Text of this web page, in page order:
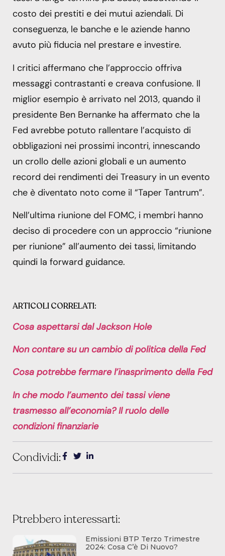
costo dei prestiti e dei mutui aziendali. Di
conseguenza, le banche e le aziende hanno
avuto più fiducia nel prestare e investire.
I critici affermano che l’approccio offriva
messaggi contrastanti e creava confusione. Il
miglior esempio è arrivato nel 2013, quando il
presidente Ben Bernanke ha affermato che la
Fed avrebbe potuto rallentare l’acquisto di
obbligazioni nei prossimi incontri, innescando
un crollo delle azioni globali e un aumento
record dei rendimenti dei Treasury in un evento
che è diventato noto come il “Taper Tantrum”.
Nell’ultima riunione del FOMC, i membri hanno
deciso di procedere con un approccio “riunione
per riunione” all’aumento dei tassi, limitando
quindi la forward guidance.
ARTICOLI CORRELATI:
Cosa aspettarsi dal Jackson Hole
Non contare su un cambio di politica della Fed
Cosa potrebbe fermare l’inasprimento della Fed
In che modo l’aumento dei tassi viene
trasmesso all’economia? Il ruolo delle
condizioni finanziarie
Condividi:
Ptrebbero interessarti:
Emissioni BTP Terzo Trimestre
2024: Cosa C’è Di Nuovo?